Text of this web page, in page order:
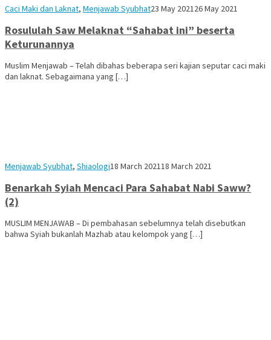
Caci Maki dan Laknat, Menjawab SyubhatMoh
23 May 202126 May 2021
Rosululah Saw Melaknat “Sahabat ini” beserta
Keturunannya
Muslim Menjawab – Telah dibahas beberapa seri kajian seputar caci maki
dan laknat. Sebagaimana yang […]
Menjawab Syubhat, ShiaologiRezvan
18 March 202118 March 2021
Benarkah Syiah Mencaci Para Sahabat Nabi Saww?
(2)
MUSLIM MENJAWAB – Di pembahasan sebelumnya telah disebutkan
bahwa Syiah bukanlah Mazhab atau kelompok yang […]